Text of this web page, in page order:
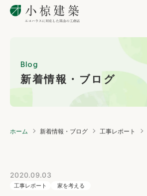
Blog
新着情報・ブログ
ホーム 新着情報・ブログ 工事レポート
2020.09.03
工事レポート 家を考える